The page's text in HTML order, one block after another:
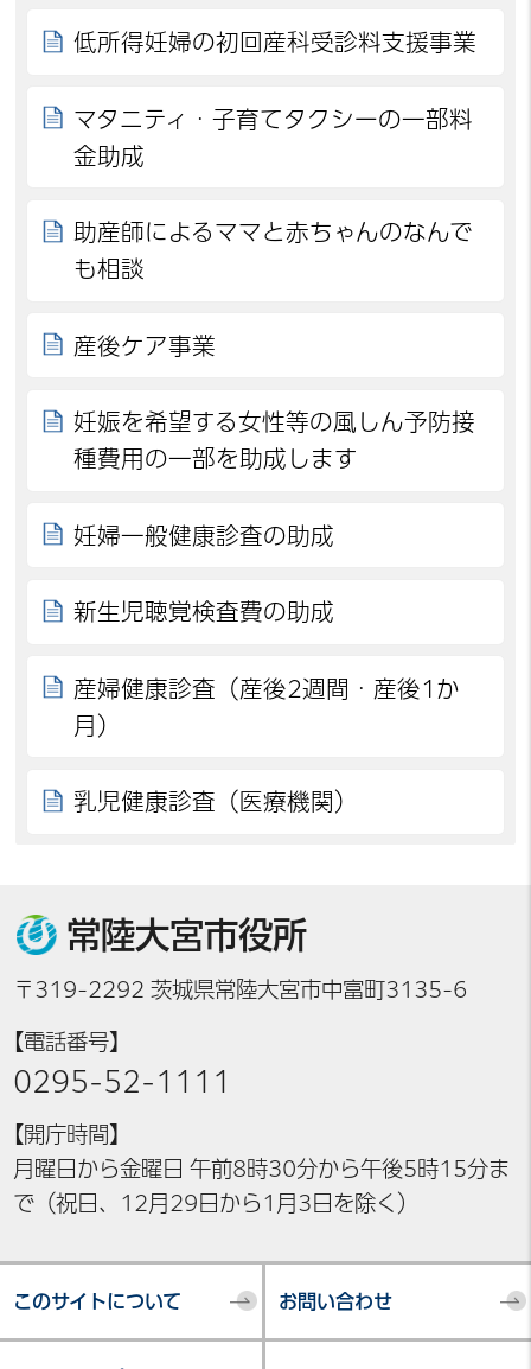
低所得妊婦の初回産科受診料支援事業
マタニティ・子育てタクシーの一部料
金助成
助産師によるママと赤ちゃんのなんで
も相談
産後ケア事業
妊娠を希望する女性等の風しん予防接
種費用の一部を助成します
妊婦一般健康診査の助成
新生児聴覚検査費の助成
産婦健康診査（産後2週間・産後1か
月）
乳児健康診査（医療機関）
常陸大宮市役所
〒319-2292 茨城県常陸大宮市中富町3135-6
【電話番号】
0295-52-1111
【開庁時間】
月曜日から金曜日 午前8時30分から午後5時15分ま
で（祝日、12月29日から1月3日を除く）
このサイトについて お問い合わせ